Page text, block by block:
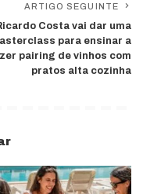
ARTIGO SEGUINTE
Costa vai dar uma
para ensinar a
pairing de vinhos com
pratos alta cozinha